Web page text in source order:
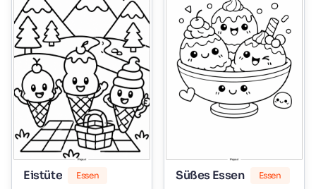
Eistüte Essen Süßes Essen Essen